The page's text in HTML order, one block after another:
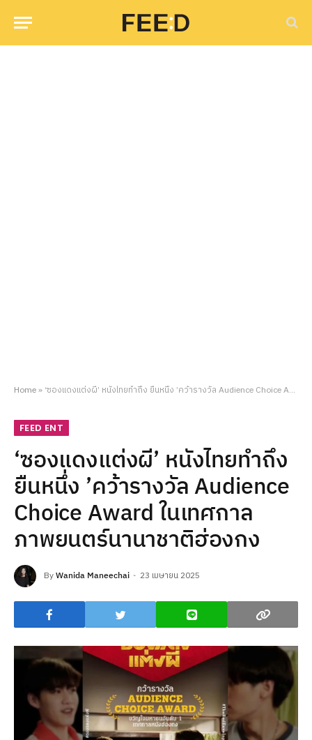
Home» ‘ซองแดงแต่งผี’ หนังไทยทำถึง ยืนหนึ่ง ’คว้ารางวัล Audience Choice Award ในเทศกาลภาพยนตร์นานาชาติฮ่องกง
FEED ENT
‘ซองแดงแต่งผี’ หนังไทยทำถึง
ยืนหนึ่ง ’คว้ารางวัล Audience
Choice Award ในเทศกาล
ภาพยนตร์นานาชาติฮ่องกง
ByWanida Maneechai 23 เมษายน 2025